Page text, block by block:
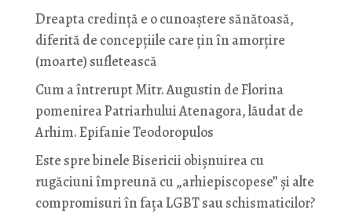
Dreapta credință e o cunoaștere sănătoasă,
diferită de concepțiile care țin în amorțire
(moarte) sufletească
Cum a întrerupt Mitr. Augustin de Florina
pomenirea Patriarhului Atenagora, lăudat de
Arhim. Epifanie Teodoropulos
Este spre binele Bisericii obișnuirea cu
rugăciuni împreună cu „arhiepiscopese” și alte
compromisuri în fața LGBT sau schismaticilor?